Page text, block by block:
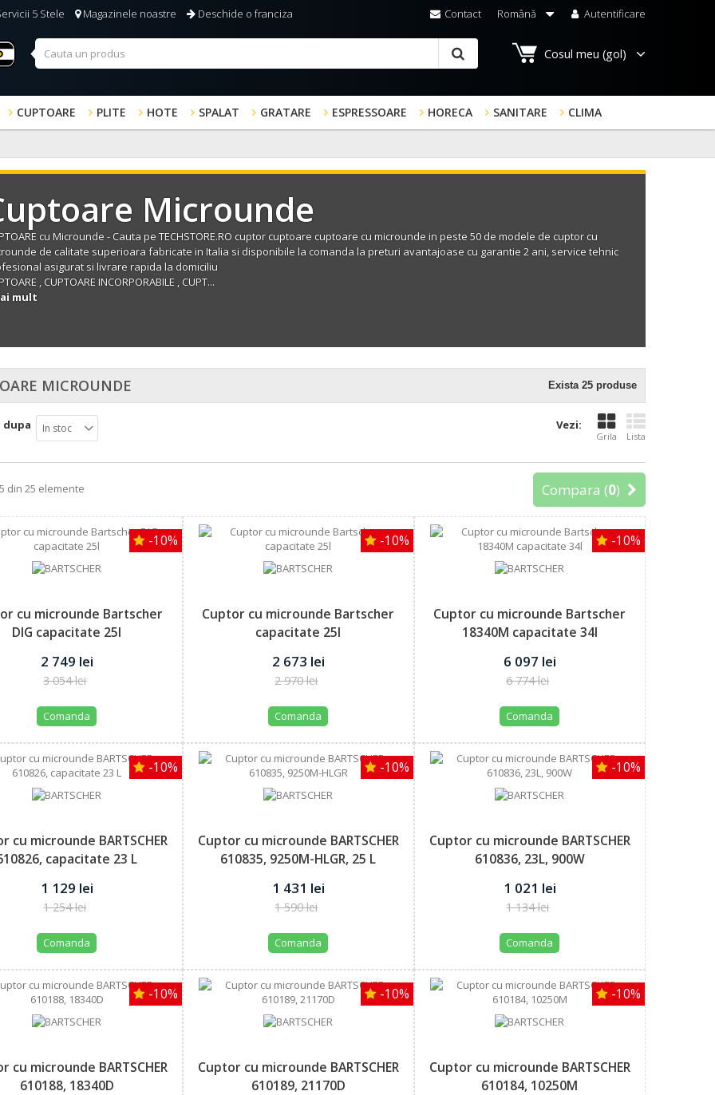
Autentificare
Română
Contact
5 Stele Magazinele noastre Deschide o franciza
Cosul meu (gol)
CUPTOARE PLITE HOTE SPALAT GRATARE ESPRESSOARE HORECA SANITARE CLIMA
Microunde
cu Microunde - Cauta pe TECHSTORE.RO cuptor cuptoare cuptoare cu microunde in peste 50 de modele de cuptor cu
de calitate superioara fabricate in Italia si disponibile la comanda la preturi avantajoase cu garantie 2 ani, service tehnic
asigurat si livrare rapida la domiciliu
, CUPTOARE INCORPORABILE , CUPT...
mult
MICROUNDE Exista 25 produse
Vezi:
Grila Lista
dupa In stoc
Compara (0)
din 25 elemente
-10%
cu microunde Bartscher
DIG capacitate 25l
2 749 lei
3 054 lei
Comanda
-10%
Cuptor cu microunde Bartscher
capacitate 25l
2 673 lei
2 970 lei
Comanda
-10%
Cuptor cu microunde Bartscher
18340M capacitate 34l
6 097 lei
6 774 lei
Comanda
-10%
cu microunde BARTSCHER
capacitate 23 L
1 129 lei
1 254 lei
Comanda
-10%
Cuptor cu microunde BARTSCHER
610835, 9250M-HLGR, 25 L
1 431 lei
1 590 lei
Comanda
-10%
Cuptor cu microunde BARTSCHER
610836, 23L, 900W
1 021 lei
1 134 lei
Comanda
-10%
cu microunde BARTSCHER
610188, 18340D
-10%
Cuptor cu microunde BARTSCHER
610189, 21170D
-10%
Cuptor cu microunde BARTSCHER
610184, 10250M